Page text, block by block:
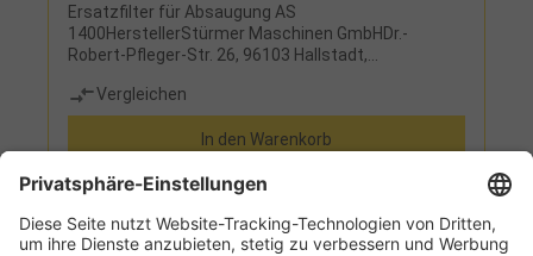
Ersatzfilter für Absaugung AS
1400HerstellerStürmer Maschinen GmbHDr.-
Robert-Pfleger-Str. 26, 96103 Hallstadt,
Vergleichen
In den Warenkorb